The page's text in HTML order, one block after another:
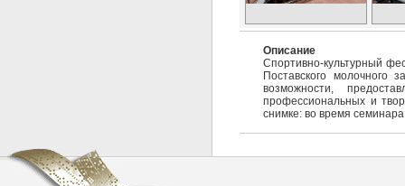
Описание
Спортивно-культурный
Поставского молочного
возможности,
профессиональных и
снимке: во время